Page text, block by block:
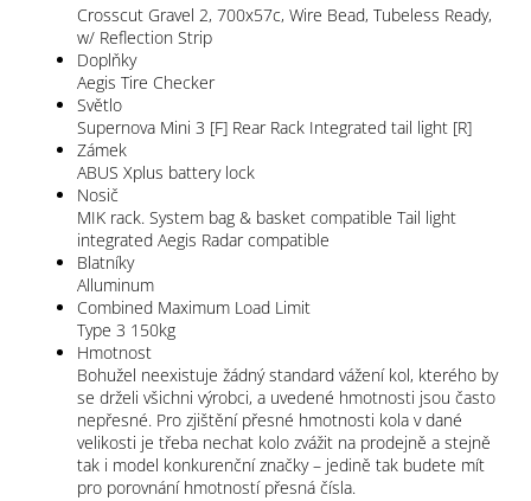
Crosscut Gravel 2, 700x57c, Wire Bead, Tubeless Ready,
w/ Reflection Strip
Doplňky
Aegis Tire Checker
Světlo
Supernova Mini 3 [F] Rear Rack Integrated tail light [R]
Zámek
ABUS Xplus battery lock
Nosič
MIK rack. System bag & basket compatible Tail light
integrated Aegis Radar compatible
Blatníky
Alluminum
Combined Maximum Load Limit
Type 3 150kg
Hmotnost
Bohužel neexistuje žádný standard vážení kol, kterého by
se drželi všichni výrobci, a uvedené hmotnosti jsou často
nepřesné. Pro zjištění přesné hmotnosti kola v dané
velikosti je třeba nechat kolo zvážit na prodejně a stejně
tak i model konkurenční značky – jedině tak budete mít
pro porovnání hmotností přesná čísla.